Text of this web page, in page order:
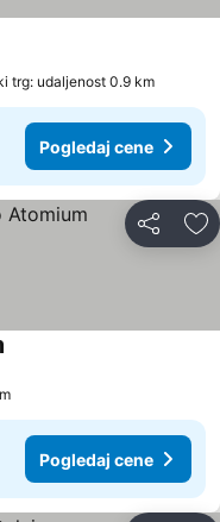
cene
trg: udaljenost 0.9 km
Pogledaj cene
Deli
Pogledaj cene